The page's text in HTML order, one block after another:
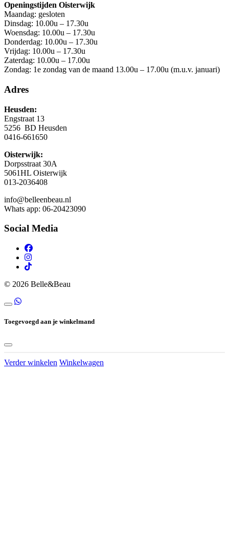
Openingstijden Oisterwijk
Maandag: gesloten
Dinsdag: 10.00u – 17.30u
Woensdag: 10.00u – 17.30u
Donderdag: 10.00u – 17.30u
Vrijdag: 10.00u – 17.30u
Zaterdag: 10.00u – 17.00u
Zondag: 1e zondag van de maand 13.00u – 17.00u (m.u.v. januari)
Adres
Heusden:
Engstraat 13
5256 BD Heusden
0416-661650
Oisterwijk:
Dorpsstraat 30A
5061HL Oisterwijk
013-2036408
info@belleenbeau.nl
Whats app: 06-20423090
Social Media
© 2026 Belle&Beau
Toegevoegd aan je winkelmand
Verder winkelen Winkelwagen